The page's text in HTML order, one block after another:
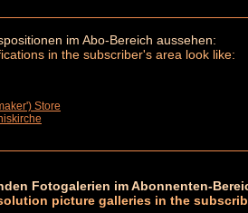
im Abo-Bereich aussehen:
in the subscriber's area look like:
Store
Fotogalerien im Abonnenten-
picture galleries in the